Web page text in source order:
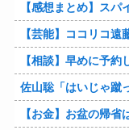
【感想まとめ】ス
【芸能】ココリコ遠藤の自宅、
【相談】早めに予約した通路側の席に、見知らぬ母子が。車掌の
佐山聡「はいじゃ蹴
【お金】お盆の帰省は、妻が「新幹線のほうが楽」と譲りません。